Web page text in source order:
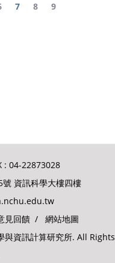
7 8
9
04-22873028
資訊科學大樓四樓
見回饋/ 網站地圖
資訊計算研究所. All Rights